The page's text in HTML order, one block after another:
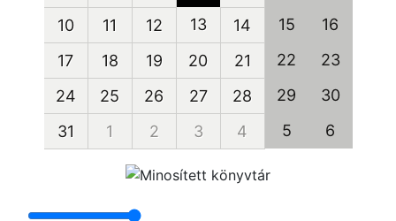
10
11 12 13 14 15
16
17
18 19 20 21 22
23
24
25 26 27 28 29
30
31
1 2 3 4 5 6